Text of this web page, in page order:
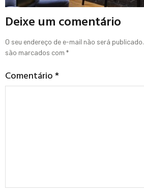
Deixe um comentário
O seu endereço de e-mail não será publicado.
são marcados com *
Comentário*